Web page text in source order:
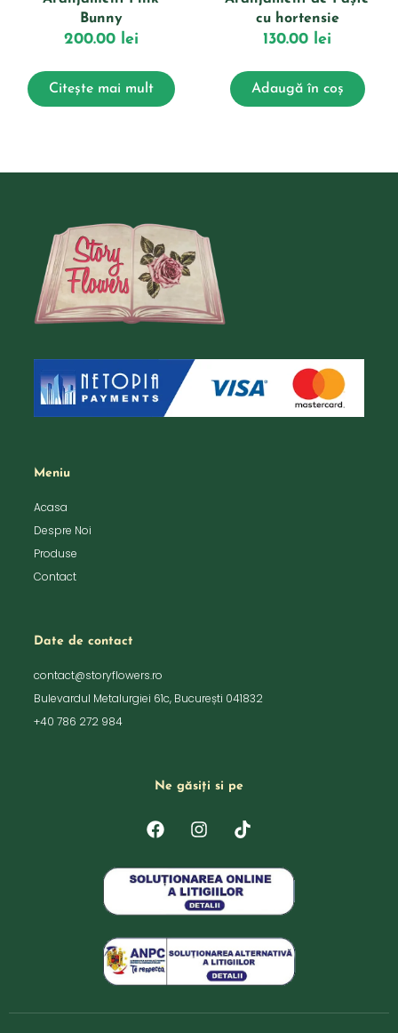
Bunny
200.00 lei
Citește mai mult
cu hortensie
130.00 lei
Adaugă în coș
Meniu
Acasa
Despre Noi
Produse
Contact
Date de contact
contact@storyflowers.ro
Bulevardul Metalurgiei 61c, București 041832
+40 786 272 984
Ne găsiți si pe
F
a
e
b
o
k
I
n
t
a
g
a
m
T
i
t
o
k